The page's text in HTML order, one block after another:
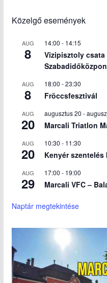
Közelgő események
AUG
8
14:00 - 14:15
Vizipisztoly
AUG
8
18:00 -23:30
Fröccsfesztivál
AUG
20
augusztus 20 -
Marcali Triatlon
AUG
20
10:30 - 11:30
Kenyér
AUG
29
17:00 - 19:00
Marcali VFC –
Naptár megtekintése